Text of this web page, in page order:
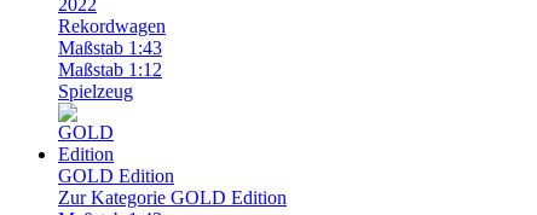
2022
Rekordwagen
Maßstab 1:43
Maßstab 1:12
Spielzeug
GOLD Edition
Zur Kategorie GOLD Edition